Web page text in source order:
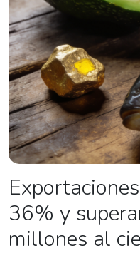
36% y
millones al